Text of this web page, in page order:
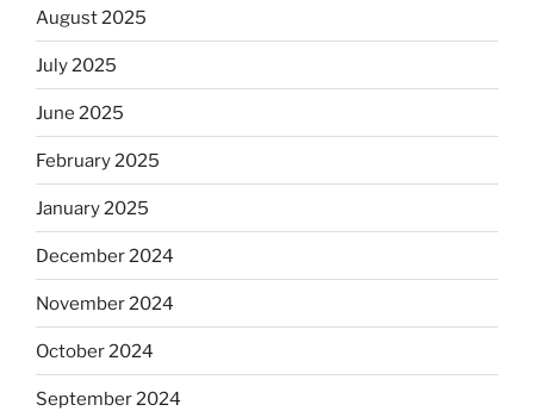
August 2025
July 2025
June 2025
February 2025
January 2025
December 2024
November 2024
October 2024
September 2024